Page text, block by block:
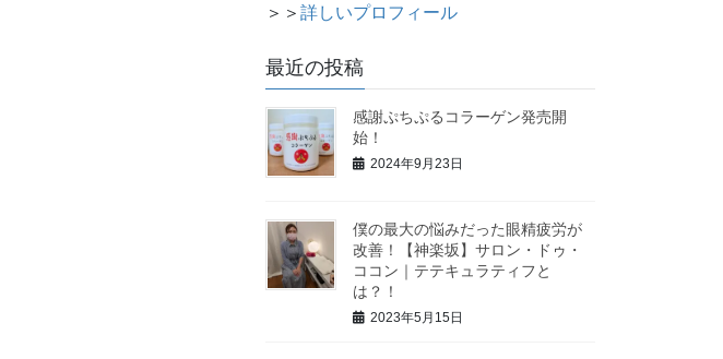
＞＞詳しいプロフィール
最近の投稿
感謝ぷちぷるコラーゲン発売開
始！
2024年9月23日
僕の最大の悩みだった眼精疲労が
改善！【神楽坂】サロン・ドゥ・
ココン｜テテキュラティフと
は？！
2023年5月15日